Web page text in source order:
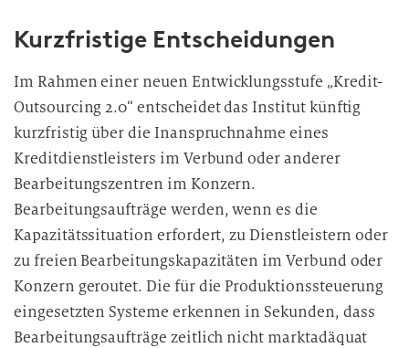
Kurzfristige Entscheidungen
Im Rahmen einer neuen Entwicklungsstufe „Kredit-
Outsourcing 2.0“ entscheidet das Institut künftig
kurzfristig über die Inanspruchnahme eines
Kreditdienstleisters im Verbund oder anderer
Bearbeitungszentren im Konzern.
Bearbeitungsaufträge werden, wenn es die
Kapazitätssituation erfordert, zu Dienstleistern oder
zu freien Bearbeitungskapazitäten im Verbund oder
Konzern geroutet. Die für die Produktionssteuerung
eingesetzten Systeme erkennen in Sekunden, dass
Bearbeitungsaufträge zeitlich nicht marktadäquat